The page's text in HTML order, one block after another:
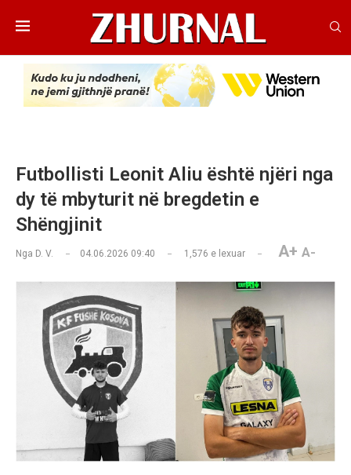
Futbollisti Leonit Aliu është njëri nga
dy të mbyturit në bregdetin e
Shëngjinit
Nga D. V. 04.06.2026 09:40 1,576 e lexuar A+ A-